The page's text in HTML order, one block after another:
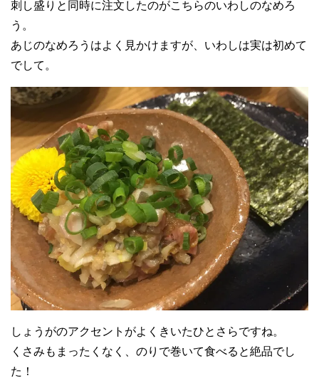
刺し盛りと同時に注文したのがこちらのいわしのなめろ
う。
あじのなめろうはよく見かけますが、いわしは実は初めて
でして。
しょうがのアクセントがよくきいたひとさらですね。
くさみもまったくなく、のりで巻いて食べると絶品でし
た！